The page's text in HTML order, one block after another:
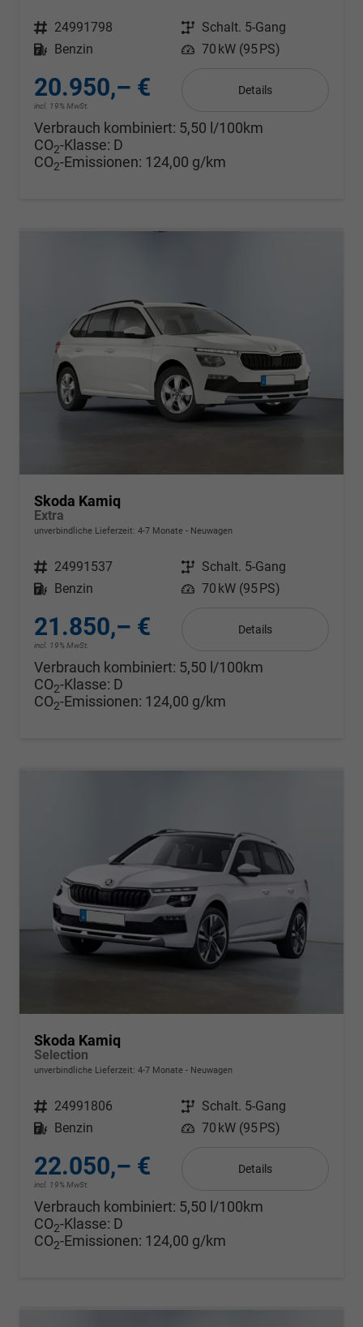
Fahrzeugnr. 24991798 Getriebe Schalt. 5-Gang
Kraftstoff
Benzin Leistung 70 kW (95 PS)
20.950,– €
incl. 19% MwSt.
Details
Verbrauch kombiniert: 5,50 l/100km
CO2-Klasse: D
CO2-Emissionen: 124,00 g/km
Skoda Kamiq
Extra
unverbindliche Lieferzeit: 4-7 Monate Neuwagen
Fahrzeugnr. 24991537 Getriebe Schalt. 5-Gang
Kraftstoff
Benzin Leistung 70 kW (95 PS)
21.850,– €
incl. 19% MwSt.
Details
Verbrauch kombiniert: 5,50 l/100km
CO2-Klasse: D
CO2-Emissionen: 124,00 g/km
Skoda Kamiq
Selection
unverbindliche Lieferzeit: 4-7 Monate Neuwagen
Fahrzeugnr. 24991806 Getriebe Schalt. 5-Gang
Kraftstoff
Benzin Leistung 70 kW (95 PS)
22.050,– €
incl. 19% MwSt.
Details
Verbrauch kombiniert: 5,50 l/100km
CO2-Klasse: D
CO2-Emissionen: 124,00 g/km